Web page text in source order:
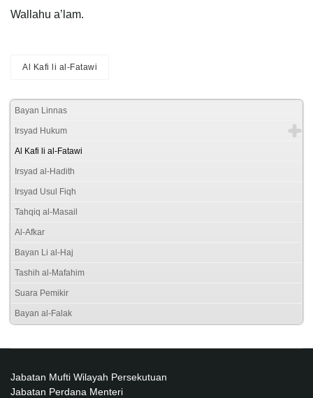
Wallahu a’lam.
Al Kafi li al-Fatawi
Bayan Linnas
Irsyad Hukum
Al Kafi li al-Fatawi
Irsyad al-Hadith
Irsyad Usul Fiqh
Tahqiq al-Masail
Al-Afkar
Bayan Li al-Haj
Tashih al-Mafahim
Suara Pemikir
Bayan al-Falak
Jabatan Mufti Wilayah Persekutuan
Jabatan Perdana Menteri